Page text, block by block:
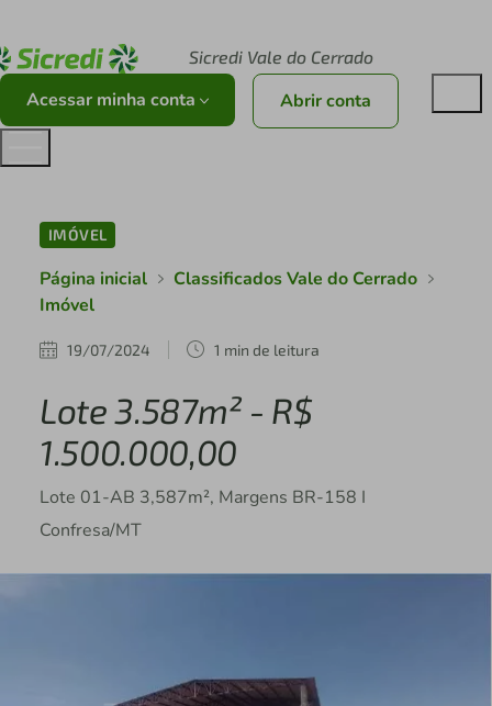
Sicredi Vale do Cerrado
Acessar minha conta Abrir conta
IMÓVEL
Página inicial
Classificados Vale do Cerrado
Imóvel
19/07/2024 1 min de leitura
Lote 3.587m² - R$
1.500.000,00
Lote 01-AB 3,587m², Margens BR-158 I
Confresa/MT